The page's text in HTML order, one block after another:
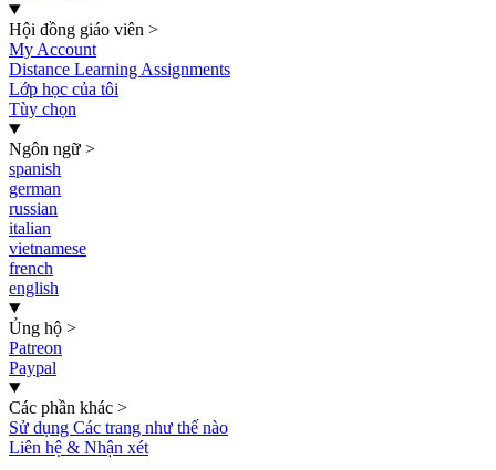
Hội đồng giáo viên >
My Account
Distance Learning Assignments
Lớp học của tôi
Tùy chọn
Ngôn ngữ >
spanish
german
russian
italian
vietnamese
french
english
Ủng hộ >
Patreon
Paypal
Các phần khác >
Sử dụng Các trang như thế nào
Liên hệ & Nhận xét